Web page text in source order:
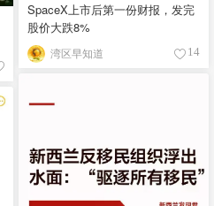
SpaceX上市后第一份财报，发完
股价大跌8%
湾区早知道 14